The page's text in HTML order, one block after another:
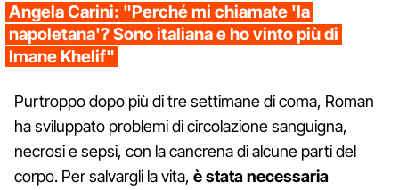
Angela Carini: "Perché mi chiamate 'la
napoletana'? Sono italiana e ho vinto più di
Imane Khelif"
Purtroppo dopo più di tre settimane di coma, Roman
ha sviluppato problemi di circolazione sanguigna,
necrosi e sepsi, con la cancrena di alcune parti del
corpo. Per salvargli la vita, è stata necessaria